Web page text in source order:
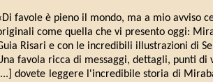
favole è pieno il mondo, ma a mio avviso
come quella che vi presento oggi:
Risari e con le incredibili illustrazioni di
favola ricca di messaggi, dettagli, punti
dovete leggere l'incredibile storia di